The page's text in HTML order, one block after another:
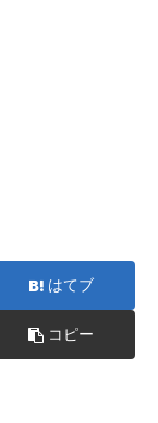
はてブ
コピー